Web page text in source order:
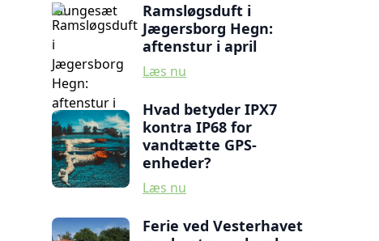
Ramsløgsduft i
Jægersborg Hegn:
aftenstur i april
Læs nu
Hvad betyder IPX7
kontra IP68 for
vandtætte GPS-
enheder?
Læs nu
Ferie ved Vesterhavet